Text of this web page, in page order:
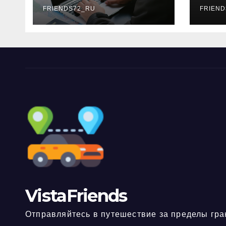
FRIENDS72_RU
VistaFriends
Отправляйтесь в путешествие за пределы